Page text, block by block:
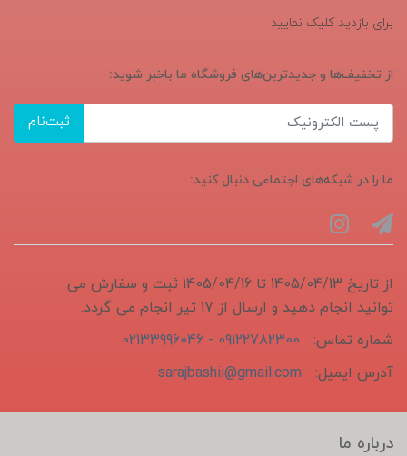
برای بازدید کلیک نمایید
از تخفیف‌ها و جدیدترین‌های فروشگاه ما باخبر شوید:
ثبت‌نام
ما را در شبکه‌های اجتماعی دنبال کنید:
از تاریخ 1405/04/13 تا 1405/04/16 ثبت و سفارش می
توانید انجام دهید و ارسال از 17 تیر انجام می گردد.
شماره تماس:
09122782300 - 02133996046
آدرس ایمیل:
sarajbashii@gmail.com
درباره ما